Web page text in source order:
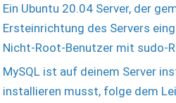
Ein Ubuntu 20.04 Server, der
Ersteinrichtung des Servers
Nicht-Root-Benutzer mit sudo-
MySQL ist auf deinem Server
installieren musst, folge dem